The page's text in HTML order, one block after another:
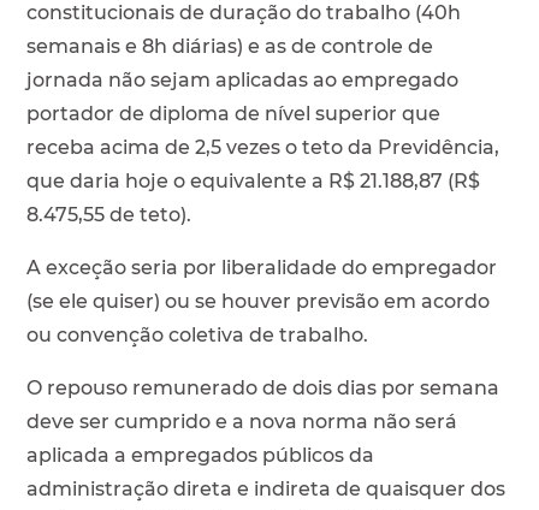
constitucionais de duração do trabalho (40h
semanais e 8h diárias) e as de controle de
jornada não sejam aplicadas ao empregado
portador de diploma de nível superior que
receba acima de 2,5 vezes o teto da Previdência,
que daria hoje o equivalente a R$ 21.188,87 (R$
8.475,55 de teto).
A exceção seria por liberalidade do empregador
(se ele quiser) ou se houver previsão em acordo
ou convenção coletiva de trabalho.
O repouso remunerado de dois dias por semana
deve ser cumprido e a nova norma não será
aplicada a empregados públicos da
administração direta e indireta de quaisquer dos